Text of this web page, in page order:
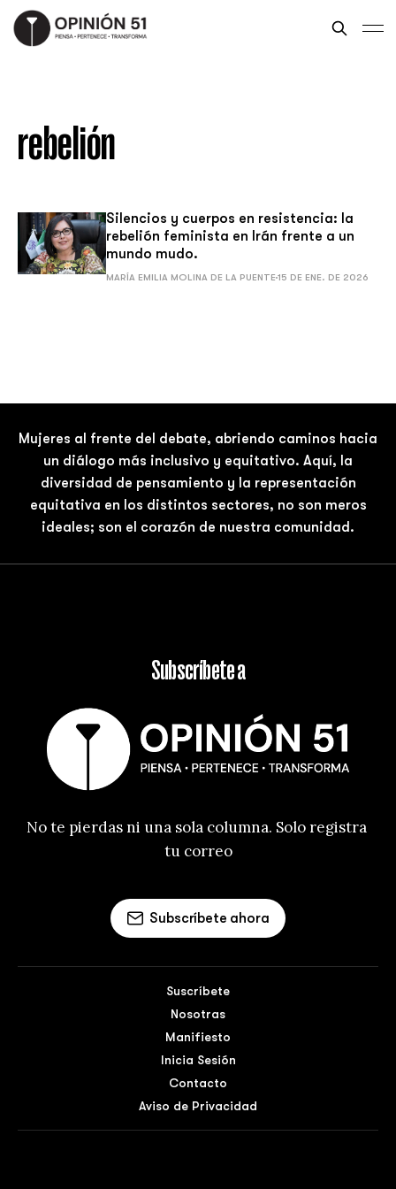
rebelión
Silencios y cuerpos en resistencia: la
rebelión feminista en Irán frente a un
mundo mudo.
MARÍA EMILIA MOLINA DE LA PUENTE 15 DE ENE. DE 2026
Mujeres al frente del debate, abriendo caminos hacia
un diálogo más inclusivo y equitativo. Aquí, la
diversidad de pensamiento y la representación
equitativa en los distintos sectores, no son meros
ideales; son el corazón de nuestra comunidad.
Subscríbete a
No te pierdas ni una sola columna. Solo registra
tu correo
Subscríbete ahora
Suscríbete
Nosotras
Manifiesto
Inicia Sesión
Contacto
Aviso de Privacidad